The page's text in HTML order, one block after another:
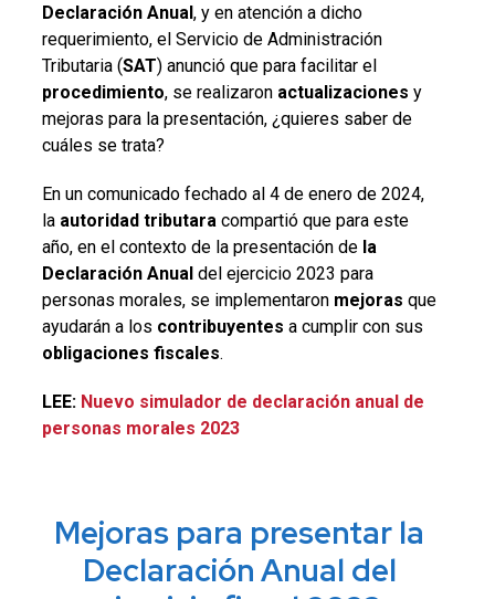
Declaración Anual, y en atención a dicho
requerimiento, el Servicio de Administración
Tributaria (SAT) anunció que para facilitar el
procedimiento, se realizaron actualizaciones y
mejoras para la presentación, ¿quieres saber de
cuáles se trata?
En un comunicado fechado al 4 de enero de 2024,
la autoridad tributara compartió que para este
año, en el contexto de la presentación de la
Declaración Anualdel ejercicio 2023 para
personas morales, se implementaron mejoras que
ayudarán a los contribuyentes a cumplir con sus
obligaciones fiscales.
LEE: Nuevo simulador de declaración anual de
personas morales 2023
Mejoras para presentar la
Declaración Anual del